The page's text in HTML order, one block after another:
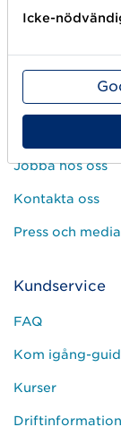
GS1-standarder
Jobba hos oss
Kontakta oss
Press och media
Kundservice
FAQ
Kom igång-
Kurser
Driftinformation
Icke-